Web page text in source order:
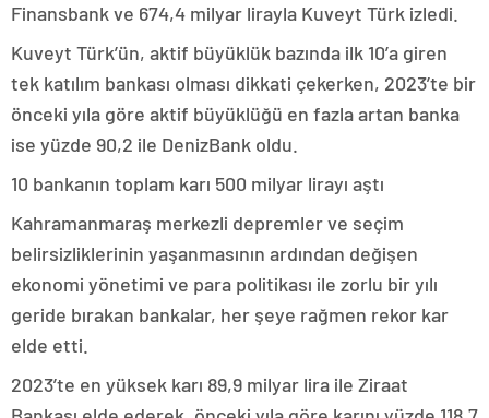
Finansbank ve 674,4 milyar lirayla Kuveyt Türk izledi.
Kuveyt Türk’ün, aktif büyüklük bazında ilk 10’a giren
tek katılım bankası olması dikkati çekerken, 2023’te bir
önceki yıla göre aktif büyüklüğü en fazla artan banka
ise yüzde 90,2 ile DenizBank oldu.
10 bankanın toplam karı 500 milyar lirayı aştı
Kahramanmaraş merkezli depremler ve seçim
belirsizliklerinin yaşanmasının ardından değişen
ekonomi yönetimi ve para politikası ile zorlu bir yılı
geride bırakan bankalar, her şeye rağmen rekor kar
elde etti.
2023’te en yüksek karı 89,9 milyar lira ile Ziraat